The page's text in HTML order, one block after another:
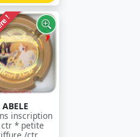
!
ABELE
inscription
* petite